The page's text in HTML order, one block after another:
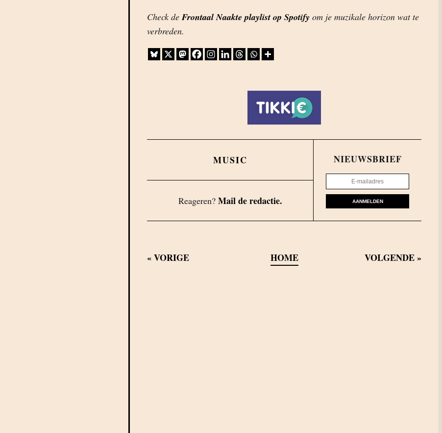
Check deFrontaal Naakte playlist op Spotify om je muzikale horizon wat te
verbreden.
MUSIC
Reageren? Mail de redactie.
NIEUWSBRIEF
AANMELDEN
«VORIGE HOME VOLGENDE»